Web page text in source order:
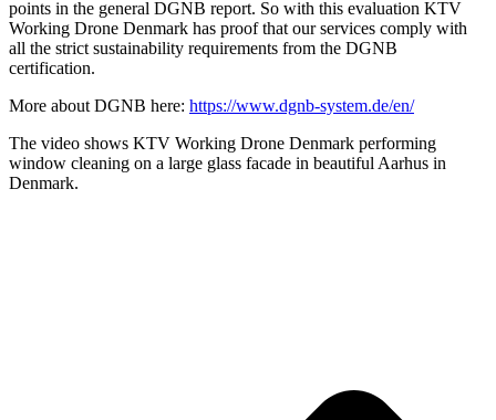
points in the general DGNB report. So with this evaluation KTV
Working Drone Denmark has proof that our services comply with
all the strict sustainability requirements from the DGNB
certification.
More about DGNB here: https://www.dgnb-system.de/en/
The video shows KTV Working Drone Denmark performing
window cleaning on a large glass facade in beautiful Aarhus in
Denmark.